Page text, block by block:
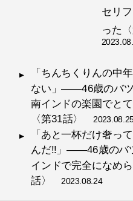
セリ
った〈
「ちんちくりんの中
ない」――46歳のバ
南インドの楽園でと
〈第31話〉
「あと一杯だけ奢っ
んだ!!」――46歳のバ
インドで完全になめ
話〉 2023.08.24